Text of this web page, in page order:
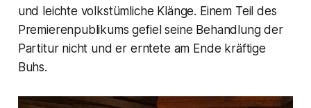
und leichte volkstümliche Klänge. Einem Teil des
Premierenpublikums gefiel seine Behandlung der
Partitur nicht und er erntete am Ende kräftige
Buhs.